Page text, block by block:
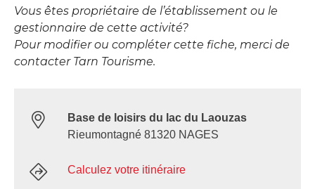
Vous êtes propriétaire de l’établissement ou le
gestionnaire de cette activité?
Pour modifier ou compléter cette fiche, merci de
contacter Tarn Tourisme.
Base de loisirs du lac du Laouzas
Rieumontagné 81320 NAGES
Calculez votre itinéraire